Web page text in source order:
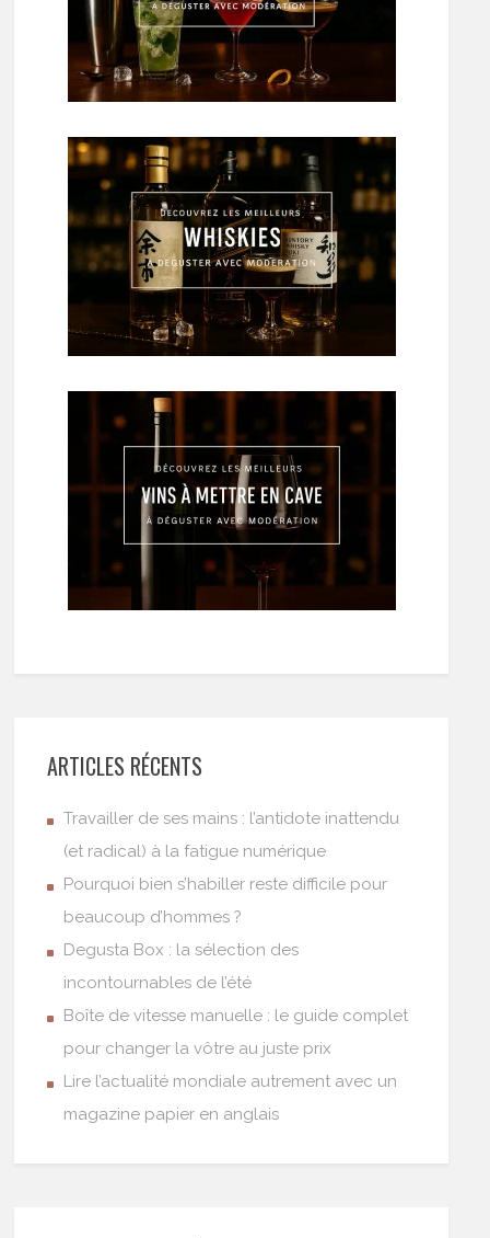
ARTICLES RÉCENTS
Travailler de ses mains : l’antidote inattendu
(et radical) à la fatigue numérique
Pourquoi bien s’habiller reste difficile pour
beaucoup d’hommes ?
Degusta Box : la sélection des
incontournables de l’été
Boîte de vitesse manuelle : le guide complet
pour changer la vôtre au juste prix
Lire l’actualité mondiale autrement avec un
magazine papier en anglais